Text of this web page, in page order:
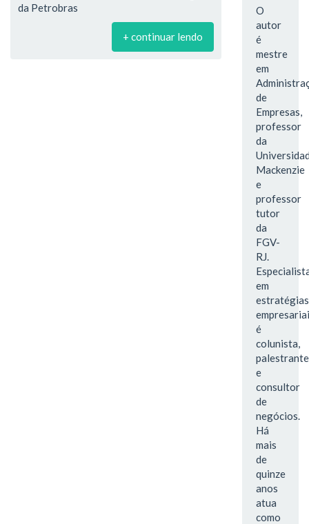
da Petrobras
+ continuar lendo
O
autor
é
mestre
em
de
Empresas,
professor
da
Mackenzie
e
professor
tutor
da
FGV-
RJ.
em
estratégias
é
colunista,
palestrante
e
consultor
de
negócios.
Há
mais
de
quinze
anos
atua
como